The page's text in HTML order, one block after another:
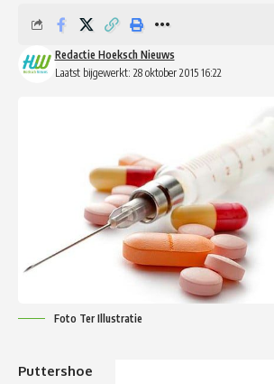
Laatst bijgewerkt: 28 oktober 2015 16:22
Redactie Hoeksch Nieuws
Foto Ter Illustratie
Puttershoe